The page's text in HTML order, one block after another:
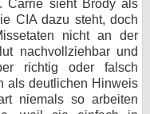
Carrie sieht Brody als
CIA dazu steht, doch
nicht an der
nachvollziehbar und
richtig oder falsch
als deutlichen Hinweis
niemals so arbeiten